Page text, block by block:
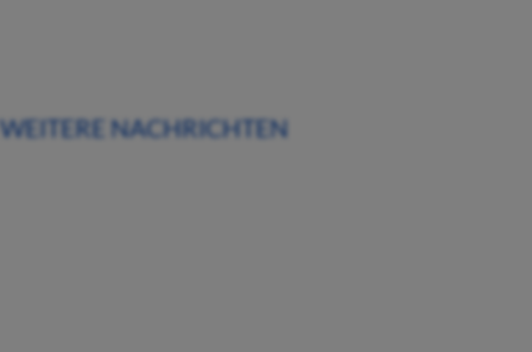
WEITERE NACHRICHTEN